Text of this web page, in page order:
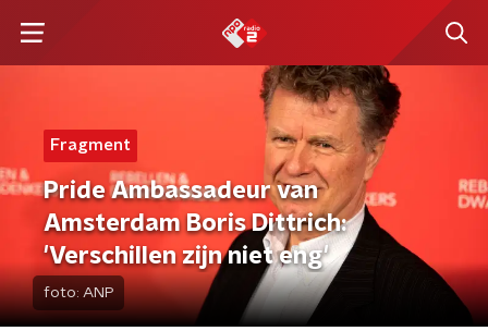
Fragment
Pride Ambassadeur van
Amsterdam Boris Dittrich:
'Verschillen zijn niet eng'
foto: ANP